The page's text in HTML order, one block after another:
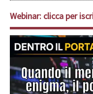
Webinar: clicca per